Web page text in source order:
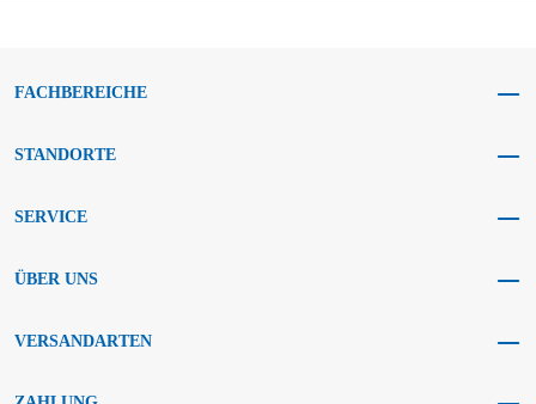
FACHBEREICHE
STANDORTE
SERVICE
ÜBER UNS
VERSANDARTEN